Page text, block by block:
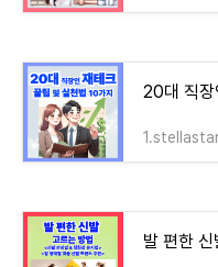
20대 직장